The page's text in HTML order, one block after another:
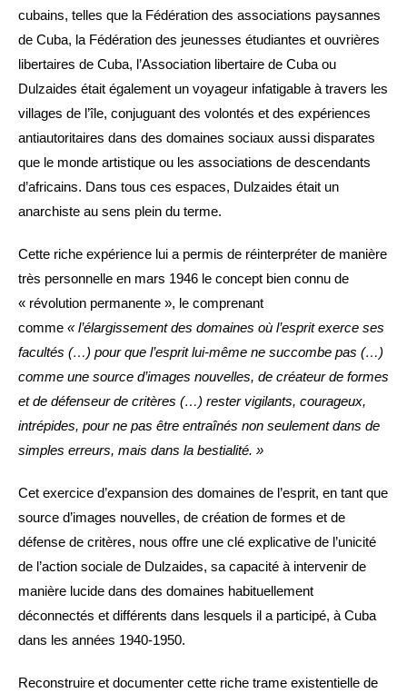
cubains, telles que la Fédération des associations paysannes
de Cuba, la Fédération des jeunesses étudiantes et ouvrières
libertaires de Cuba, l’Association libertaire de Cuba ou
Dulzaides était également un voyageur infatigable à travers les
villages de l’île, conjuguant des volontés et des expériences
antiautoritaires dans des domaines sociaux aussi disparates
que le monde artistique ou les associations de descendants
d’africains. Dans tous ces espaces, Dulzaides était un
anarchiste au sens plein du terme.
Cette riche expérience lui a permis de réinterpréter de manière
très personnelle en mars 1946 le concept bien connu de
« révolution permanente », le comprenant
comme « l’élargissement des domaines où l’esprit exerce ses
facultés (…) pour que l’esprit lui-même ne succombe pas (…)
comme une source d’images nouvelles, de créateur de formes
et de défenseur de critères (…) rester vigilants, courageux,
intrépides, pour ne pas être entraînés non seulement dans de
simples erreurs, mais dans la bestialité. »
Cet exercice d’expansion des domaines de l’esprit, en tant que
source d’images nouvelles, de création de formes et de
défense de critères, nous offre une clé explicative de l’unicité
de l’action sociale de Dulzaides, sa capacité à intervenir de
manière lucide dans des domaines habituellement
déconnectés et différents dans lesquels il a participé, à Cuba
dans les années 1940-1950.
Reconstruire et documenter cette riche trame existentielle de